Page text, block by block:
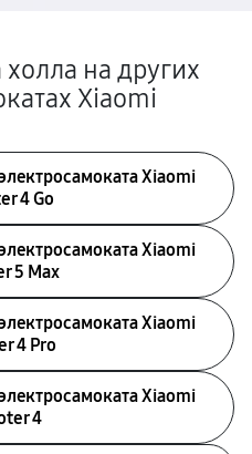
на других
Xiaomi
Xiaomi
4 Go
Xiaomi
5 Max
Xiaomi
4 Pro
Xiaomi
4